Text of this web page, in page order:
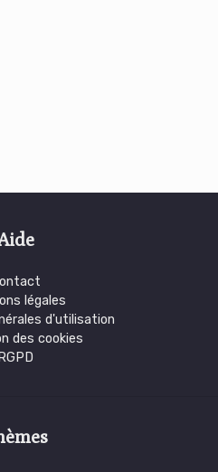
légales
d'utilisation
des cookies
RGPD